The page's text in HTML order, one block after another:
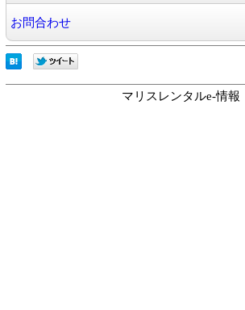
お問合わせ
マリスレンタルe-情報